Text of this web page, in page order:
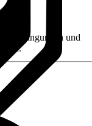
und